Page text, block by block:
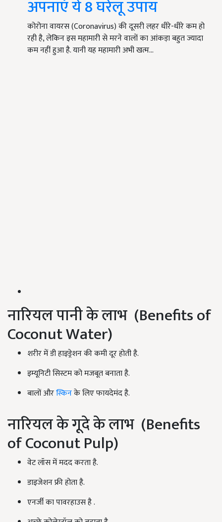
अपनाएं ये 8 घरेलू उपाय
कोरोना वायरस (Coronavirus) की दूसरी लहर धीरे-धीरे कम हो
रही है, लेकिन इस महामारी से मरने वालों का आंकड़ा बहुत ज्यादा
कम नहीं हुआ है. यानी यह महामारी अभी खत्म…
नारियल पानी के लाभ (Benefits of
Coconut Water)
शरीर में डी हाइड्रेशन की कमी दूर होती है.
इम्यूनिटी सिस्टम को मजबूत बनाता है.
बालों औरस्किनके लिए फायदेमंद है.
नारियल के गूदे के लाभ (Benefits
of Coconut Pulp)
वेट लॉस में मदद करता है.
डाइजेशन फ्री होता है.
एनर्जी का पावरहाउस है .